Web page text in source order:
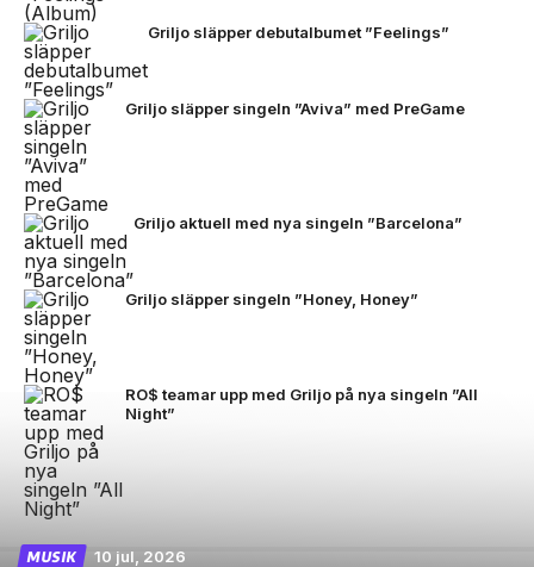
Griljo släpper debutalbumet ”Feelings”
Griljo släpper singeln ”Aviva” med PreGame
Griljo aktuell med nya singeln ”Barcelona”
Griljo släpper singeln ”Honey, Honey”
RO$ teamar upp med Griljo på nya singeln ”All
Night”
MUSIK 10 jul, 2026